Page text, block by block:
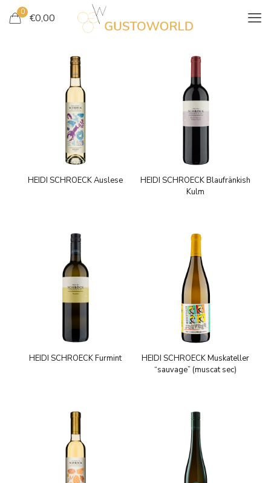
0 €0,00
HEIDI SCHROECK Auslese
HEIDI SCHROECK Blaufränkish
Kulm
HEIDI SCHROECK Furmint
HEIDI SCHROECK Muskateller
“sauvage” (muscat sec)